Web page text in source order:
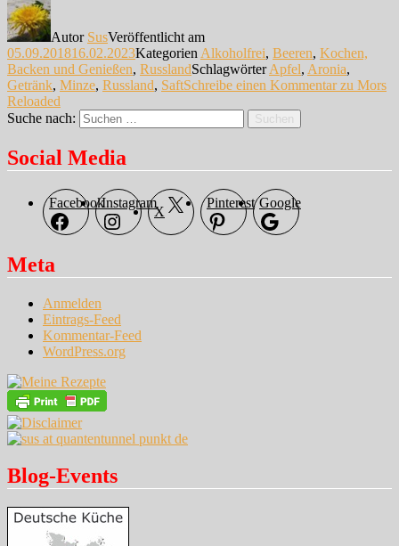
Autor SusVeröffentlicht am
05.09.201816.02.2023Kategorien Alkoholfrei, Beeren, Kochen,
Backen und Genießen, RusslandSchlagwörterApfel, Aronia,
Getränk, Minze, Russland, SaftSchreibe einen Kommentarzu Mors
Reloaded
Suche nach:
Suchen
Social Media
FacebookInstagram
X
Pinterest Google
Meta
Anmelden
Eintrags-Feed
Kommentar-Feed
WordPress.org
Blog-Events